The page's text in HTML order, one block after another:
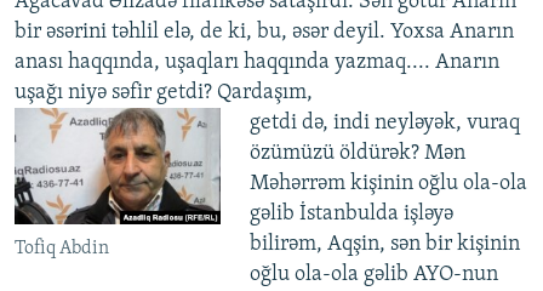
bir əsərini təhlil elə, de ki, bu, əsər deyil. Yoxsa Anarın
anası haqqında, uşaqları haqqında yazmaq.... Anarın
uşağı niyə səfir getdi? Qardaşım,
Tofiq Abdin
getdi də, indi neyləyək, vuraq
özümüzü öldürək? Mən
Məhərrəm kişinin oğlu ola-ola
gəlib İstanbulda işləyə
bilirəm, Aqşin, sən bir kişinin
oğlu ola-ola gəlib AYO-nun